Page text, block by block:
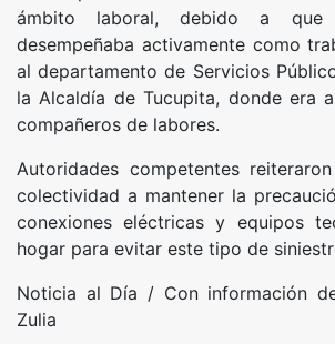
ámbito laboral, debido a
desempeñaba activamente como
al departamento de Servicios
la Alcaldía de Tucupita, donde era
compañeros de labores.
Autoridades competentes
colectividad a mantener la
conexiones eléctricas y equipos
hogar para evitar este tipo de
Noticia al Día / Con información
Zulia